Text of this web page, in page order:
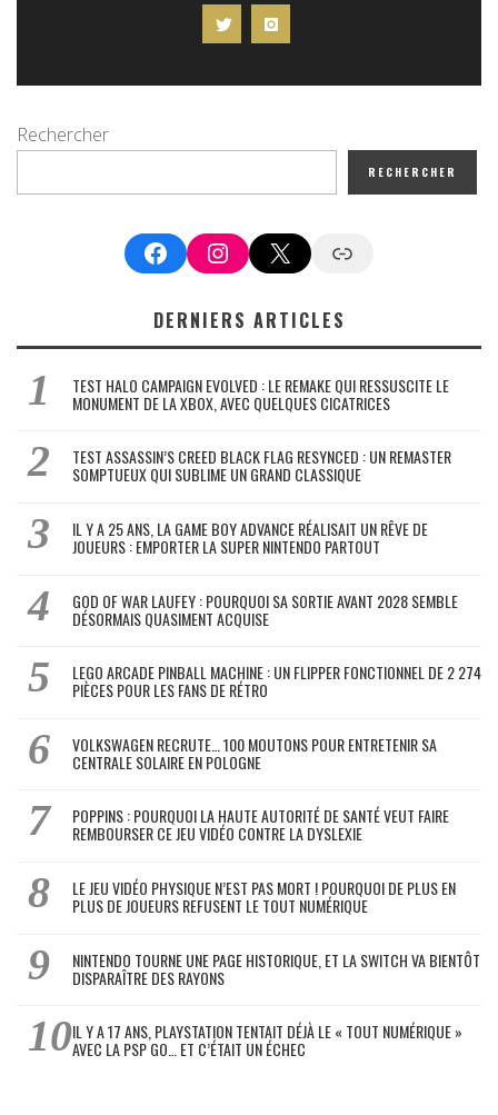
Rechercher
RECHERCHER
FacebookInstagram
X Google News
DERNIERS ARTICLES
TEST HALO CAMPAIGN EVOLVED : LE REMAKE QUI RESSUSCITE LE
MONUMENT DE LA XBOX, AVEC QUELQUES CICATRICES
TEST ASSASSIN’S CREED BLACK FLAG RESYNCED : UN REMASTER
SOMPTUEUX QUI SUBLIME UN GRAND CLASSIQUE
IL Y A 25 ANS, LA GAME BOY ADVANCE RÉALISAIT UN RÊVE DE
JOUEURS : EMPORTER LA SUPER NINTENDO PARTOUT
GOD OF WAR LAUFEY : POURQUOI SA SORTIE AVANT 2028 SEMBLE
DÉSORMAIS QUASIMENT ACQUISE
LEGO ARCADE PINBALL MACHINE : UN FLIPPER FONCTIONNEL DE 2 274
PIÈCES POUR LES FANS DE RÉTRO
VOLKSWAGEN RECRUTE… 100 MOUTONS POUR ENTRETENIR SA
CENTRALE SOLAIRE EN POLOGNE
POPPINS : POURQUOI LA HAUTE AUTORITÉ DE SANTÉ VEUT FAIRE
REMBOURSER CE JEU VIDÉO CONTRE LA DYSLEXIE
LE JEU VIDÉO PHYSIQUE N’EST PAS MORT ! POURQUOI DE PLUS EN
PLUS DE JOUEURS REFUSENT LE TOUT NUMÉRIQUE
NINTENDO TOURNE UNE PAGE HISTORIQUE, ET LA SWITCH VA BIENTÔT
DISPARAÎTRE DES RAYONS
IL Y A 17 ANS, PLAYSTATION TENTAIT DÉJÀ LE « TOUT NUMÉRIQUE »
AVEC LA PSP GO… ET C’ÉTAIT UN ÉCHEC